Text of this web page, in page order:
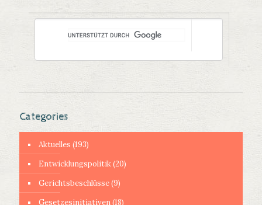
Categories
Aktuelles (193)
Entwicklungspolitik(20)
Gerichtsbeschlüsse(9)
Gesetzesinitiativen(18)